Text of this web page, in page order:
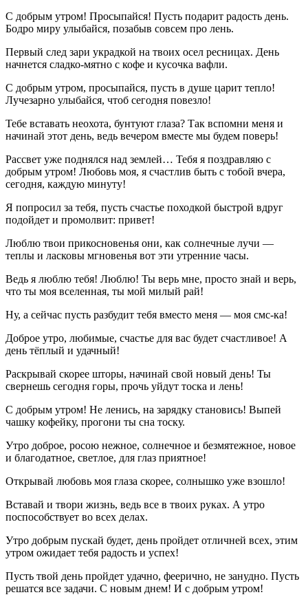
С добрым утром! Просыпайся! Пусть подарит радость день.
Бодро миру улыбайся, позабыв совсем про лень.
Первый след зари украдкой на твоих осел ресницах. День
начнется сладко-мятно с кофе и кусочка вафли.
С добрым утром, просыпайся, пусть в душе царит тепло!
Лучезарно улыбайся, чтоб сегодня повезло!
Тебе вставать неохота, бунтуют глаза? Так вспомни меня и
начинай этот день, ведь вечером вместе мы будем поверь!
Рассвет уже поднялся над землей… Тебя я поздравляю с
добрым утром! Любовь моя, я счастлив быть с тобой вчера,
сегодня, каждую минуту!
Я попросил за тебя, пусть счастье походкой быстрой вдруг
подойдет и промолвит: привет!
Люблю твои прикосновенья они, как солнечные лучи —
теплы и ласковы мгновенья вот эти утренние часы.
Ведь я люблю тебя! Люблю! Ты верь мне, просто знай и верь,
что ты моя вселенная, ты мой милый рай!
Ну, а сейчас пусть разбудит тебя вместо меня — моя смс-ка!
Доброе утро, любимые, счастье для вас будет счастливое! А
день тёплый и удачный!
Раскрывай скорее шторы, начинай свой новый день! Ты
свернешь сегодня горы, прочь уйдут тоска и лень!
С добрым утром! Не ленись, на зарядку становись! Выпей
чашку кофейку, прогони ты сна тоску.
Утро доброе, росою нежное, солнечное и безмятежное, новое
и благодатное, светлое, для глаз приятное!
Открывай любовь моя глаза скорее, солнышко уже взошло!
Вставай и твори жизнь, ведь все в твоих руках. А утро
поспособствует во всех делах.
Утро добрым пускай будет, день пройдет отличней всех, этим
утром ожидает тебя радость и успех!
Пусть твой день пройдет удачно, феерично, не занудно. Пусть
решатся все задачи. С новым днем! И с добрым утром!